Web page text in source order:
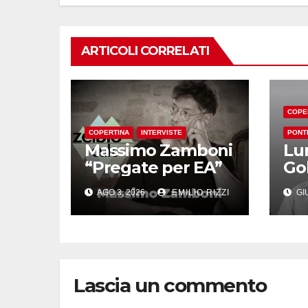
ARTICOLI CORRELATI
COPERTINA INTERVISTE
Massimo Zamboni
“Pregate per EA”
AGO 3, 2026 EMILIO RIZZI
Lascia un commento